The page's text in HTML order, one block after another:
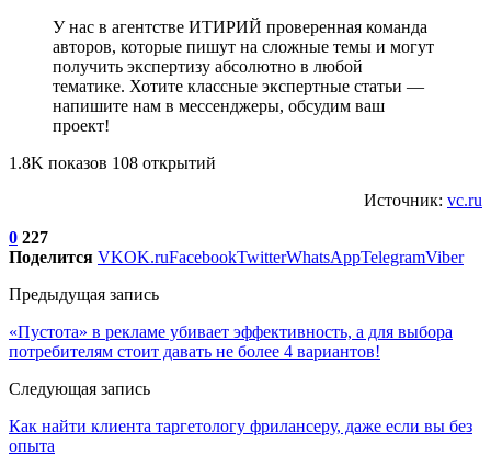
У нас в агентстве ИТИРИЙ проверенная команда
авторов, которые пишут на сложные темы и могут
получить экспертизу абсолютно в любой
тематике. Хотите классные экспертные статьи —
напишите нам в мессенджеры, обсудим ваш
проект!
1.8K показов 108 открытий
Источник: vc.ru
0 227
Поделится VKOK.ruFacebookTwitterWhatsAppTelegramViber
Предыдущая запись
«Пустота» в рекламе убивает эффективность, а для выбора
потребителям стоит давать не более 4 вариантов!
Следующая запись
Как найти клиента таргетологу фрилансеру, даже если вы без
опыта